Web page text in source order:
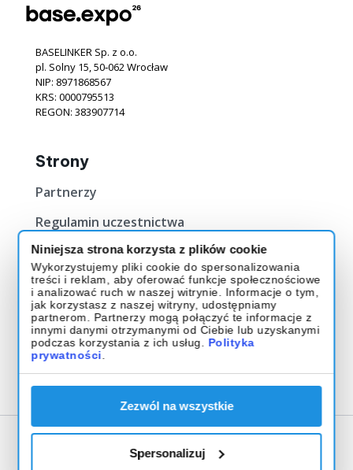
Niniejsza strona korzysta z plików cookie
Wykorzystujemy pliki cookie do spersonalizowania
treści i reklam, aby oferować funkcje społecznościowe
i analizować ruch w naszej witrynie. Informacje o tym,
jak korzystasz z naszej witryny, udostępniamy
partnerom. Partnerzy mogą połączyć te informacje z
innymi danymi otrzymanymi od Ciebie lub uzyskanymi
podczas korzystania z ich usług. Polityka
prywatności
Zezwól na wszystkie
Spersonalizuj
BASELINKER Sp. z o.o.
pl. Solny 15, 50‐062 Wrocław
NIP: 8971868567
KRS: 0000795513
REGON: 383907714
Strony
Partnerzy
Regulamin uczestnictwa
Bilety
Kup Bilet
O evencie
Muzeum Historii Polski
ul. Gwardii 1 01-538 Warszawa
Base.com